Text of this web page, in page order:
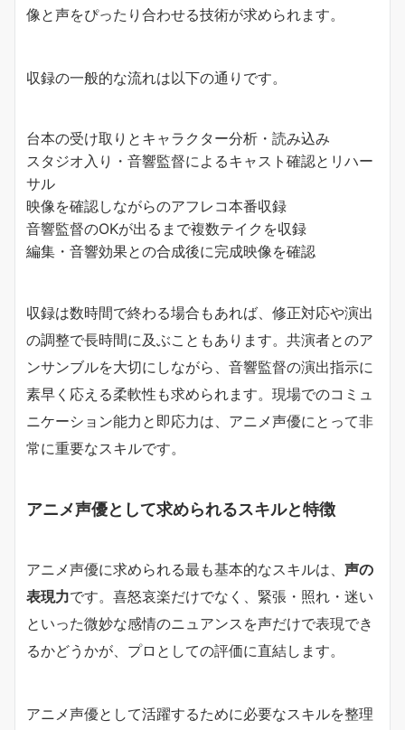
像と声をぴったり合わせる技術が求められます。
収録の一般的な流れは以下の通りです。
台本の受け取りとキャラクター分析・読み込み
スタジオ入り・音響監督によるキャスト確認とリハー
サル
映像を確認しながらのアフレコ本番収録
音響監督のOKが出るまで複数テイクを収録
編集・音響効果との合成後に完成映像を確認
収録は数時間で終わる場合もあれば、修正対応や演出
の調整で長時間に及ぶこともあります。共演者とのア
ンサンブルを大切にしながら、音響監督の演出指示に
素早く応える柔軟性も求められます。現場でのコミュ
ニケーション能力と即応力は、アニメ声優にとって非
常に重要なスキルです。
アニメ声優として求められるスキルと特徴
アニメ声優に求められる最も基本的なスキルは、 声の
表現力です。喜怒哀楽だけでなく、緊張・照れ・迷い
といった微妙な感情のニュアンスを声だけで表現でき
るかどうかが、プロとしての評価に直結します。
アニメ声優として活躍するために必要なスキルを整理